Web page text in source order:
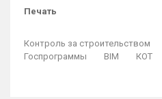
Печать
Контроль за строительством
Госпрограммы
BIM КОТ